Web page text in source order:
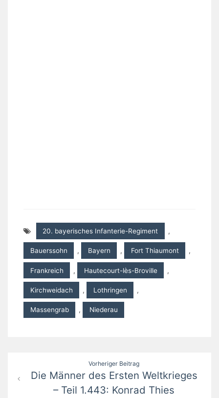
20. bayerisches Infanterie-Regiment ,
Bauerssohn , Bayern , Fort Thiaumont ,
Frankreich , Hautecourt-lès-Broville ,
Kirchweidach , Lothringen ,
Massengrab , Niederau
Beitragsnavigation
Vorheriger Beitrag
Die Männer des Ersten Weltkrieges
– Teil 1.443: Konrad Thies